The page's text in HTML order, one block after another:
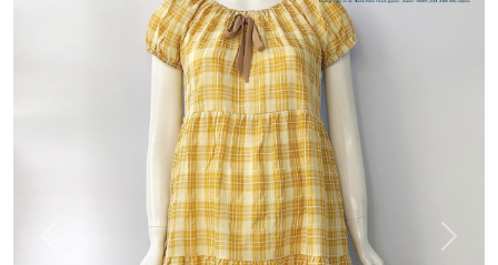
Next